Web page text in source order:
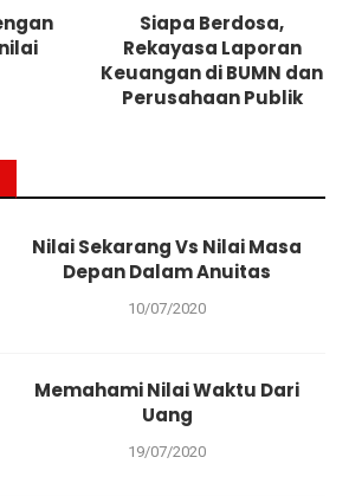
Siapa Berdosa,
Rekayasa Laporan
Keuangan di BUMN dan
Perusahaan Publik
Nilai Sekarang Vs Nilai Masa
Depan Dalam Anuitas
10/07/2020
Memahami Nilai Waktu Dari
Uang
19/07/2020